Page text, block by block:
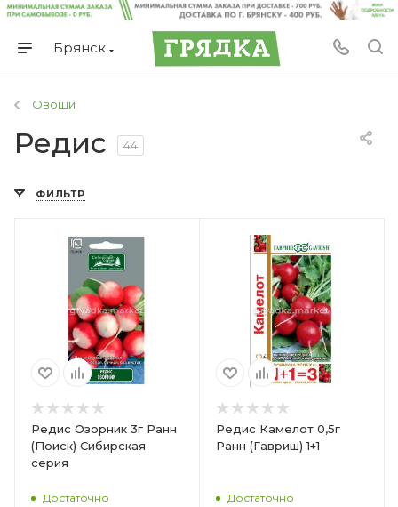
Брянск
Овощи
Редис 44
ФИЛЬТР
Редис Озорник 3г Ранн
(Поиск) Сибирская
серия
Достаточно
Редис Камелот 0,5г
Ранн (Гавриш) 1+1
Достаточно